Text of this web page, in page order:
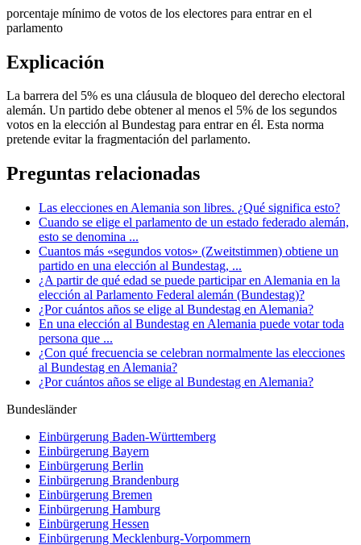
porcentaje mínimo de votos de los electores para entrar en el
parlamento
Explicación
La barrera del 5% es una cláusula de bloqueo del derecho electoral
alemán. Un partido debe obtener al menos el 5% de los segundos
votos en la elección al Bundestag para entrar en él. Esta norma
pretende evitar la fragmentación del parlamento.
Preguntas relacionadas
Las elecciones en Alemania son libres. ¿Qué significa esto?
Cuando se elige el parlamento de un estado federado alemán,
esto se denomina ...
Cuantos más «segundos votos» (Zweitstimmen) obtiene un
partido en una elección al Bundestag, ...
¿A partir de qué edad se puede participar en Alemania en la
elección al Parlamento Federal alemán (Bundestag)?
¿Por cuántos años se elige al Bundestag en Alemania?
En una elección al Bundestag en Alemania puede votar toda
persona que ...
¿Con qué frecuencia se celebran normalmente las elecciones
al Bundestag en Alemania?
¿Por cuántos años se elige al Bundestag en Alemania?
Bundesländer
Einbürgerung Baden-Württemberg
Einbürgerung Bayern
Einbürgerung Berlin
Einbürgerung Brandenburg
Einbürgerung Bremen
Einbürgerung Hamburg
Einbürgerung Hessen
Einbürgerung Mecklenburg-Vorpommern